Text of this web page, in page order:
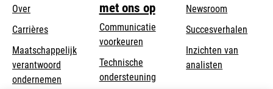
Over
Carrières
Maatschappelijk
verantwoord
ondernemen
met ons op
Communicatie
voorkeuren
Technische
ondersteuningopens
Newsroom
Succesverhalen
Inzichten van
analisten